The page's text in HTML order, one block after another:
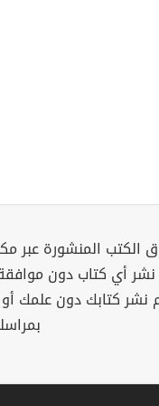
الكتب المنشورة عبر
نشر أي كتاب دون
نشر كتابك دون علمك